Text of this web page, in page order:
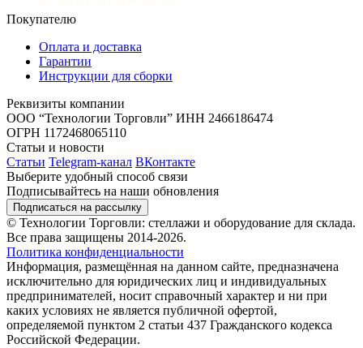
Покупателю
Оплата и доставка
Гарантии
Инструкции для сборки
Реквизиты компании
ООО “Технологии Торговли” ИНН 2466186474
ОГРН 1172468065110
Статьи и новости
Статьи Telegram-канал ВКонтакте
Выберите удобный способ связи
Подписывайтесь на наши обновления
Подписаться на рассылку
© Технологии Торговли: стеллажи и оборудование для склада.
Все права защищены 2014-2026.
Политика конфиденциальности
Информация, размещённая на данном сайте, предназначена
исключительно для юридических лиц и индивидуальных
предпринимателей, носит справочный характер и ни при
каких условиях не является публичной офертой,
определяемой пунктом 2 статьи 437 Гражданского кодекса
Российской Федерации.